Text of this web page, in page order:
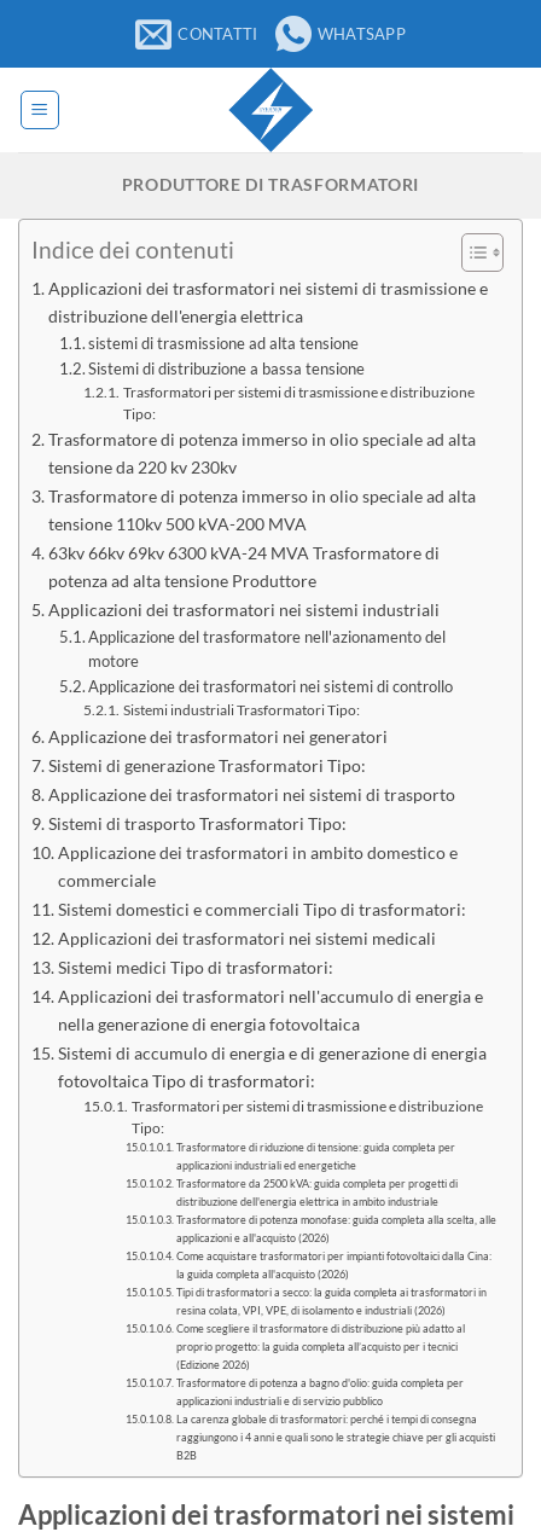
contenuti
CONTATTI WHATSAPP
PRODUTTORE DI TRASFORMATORI
Indice dei contenuti
Applicazioni dei trasformatori nei sistemi di trasmissione e
distribuzione dell'energia elettrica
sistemi di trasmissione ad alta tensione
Sistemi di distribuzione a bassa tensione
Trasformatori per sistemi di trasmissione e distribuzione
Tipo:
Trasformatore di potenza immerso in olio speciale ad alta
tensione da 220 kv 230kv
Trasformatore di potenza immerso in olio speciale ad alta
tensione 110kv 500 kVA-200 MVA
63kv 66kv 69kv 6300 kVA-24 MVA Trasformatore di
potenza ad alta tensione Produttore
Applicazioni dei trasformatori nei sistemi industriali
Applicazione del trasformatore nell'azionamento del
motore
Applicazione dei trasformatori nei sistemi di controllo
Sistemi industriali Trasformatori Tipo:
Applicazione dei trasformatori nei generatori
Sistemi di generazione Trasformatori Tipo:
Applicazione dei trasformatori nei sistemi di trasporto
Sistemi di trasporto Trasformatori Tipo:
Applicazione dei trasformatori in ambito domestico e
commerciale
Sistemi domestici e commerciali Tipo di trasformatori:
Applicazioni dei trasformatori nei sistemi medicali
Sistemi medici Tipo di trasformatori:
Applicazioni dei trasformatori nell'accumulo di energia e
nella generazione di energia fotovoltaica
Sistemi di accumulo di energia e di generazione di energia
fotovoltaica Tipo di trasformatori:
Trasformatori per sistemi di trasmissione e distribuzione
Tipo:
Trasformatore di riduzione di tensione: guida completa per
applicazioni industriali ed energetiche
Trasformatore da 2500 kVA: guida completa per progetti di
distribuzione dell'energia elettrica in ambito industriale
Trasformatore di potenza monofase: guida completa alla scelta, alle
applicazioni e all'acquisto (2026)
Come acquistare trasformatori per impianti fotovoltaici dalla Cina:
la guida completa all'acquisto (2026)
Tipi di trasformatori a secco: la guida completa ai trasformatori in
resina colata, VPI, VPE, di isolamento e industriali (2026)
Come scegliere il trasformatore di distribuzione più adatto al
proprio progetto: la guida completa all’acquisto per i tecnici
(Edizione 2026)
Trasformatore di potenza a bagno d'olio: guida completa per
applicazioni industriali e di servizio pubblico
La carenza globale di trasformatori: perché i tempi di consegna
raggiungono i 4 anni e quali sono le strategie chiave per gli acquisti
B2B
Applicazioni dei trasformatori nei sistemi